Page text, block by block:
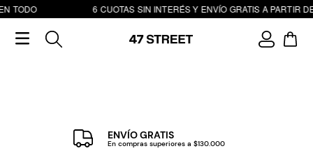
TODO 6 CUOTAS SIN INTERÉS Y ENVÍO GRATIS A PARTIR
ENVÍO GRATIS
En compras superiores a $130.000